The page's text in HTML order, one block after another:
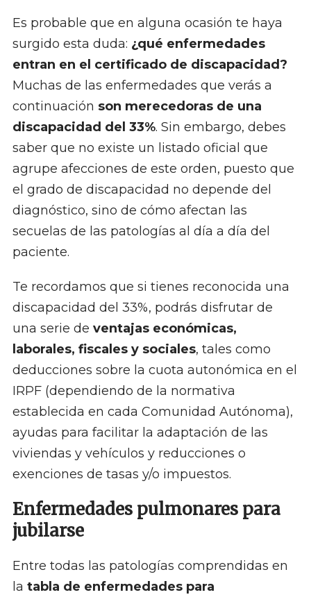
Es probable que en alguna ocasión te haya
surgido esta duda: ¿qué enfermedades
entran en el certificado de discapacidad?
Muchas de las enfermedades que verás a
continuación son merecedoras de una
discapacidad del 33%. Sin embargo, debes
saber que no existe un listado oficial que
agrupe afecciones de este orden, puesto que
el grado de discapacidad no depende del
diagnóstico, sino de cómo afectan las
secuelas de las patologías al día a día del
paciente.
Te recordamos que si tienes reconocida una
discapacidad del 33%, podrás disfrutar de
una serie de ventajas económicas,
laborales, fiscales y sociales, tales como
deducciones sobre la cuota autonómica en el
IRPF (dependiendo de la normativa
establecida en cada Comunidad Autónoma),
ayudas para facilitar la adaptación de las
viviendas y vehículos y reducciones o
exenciones de tasas y/o impuestos.
Enfermedades pulmonares para
jubilarse
Entre todas las patologías comprendidas en
la tabla de enfermedades para